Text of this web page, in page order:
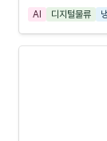
AI
디지털물류